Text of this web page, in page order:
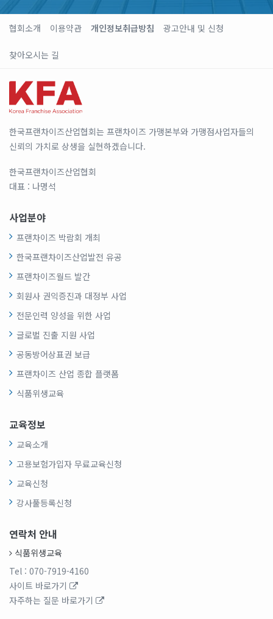
협회소개 이용약관 개인정보취급방침 광고안내 및 신청
찾아오시는 길
한국프랜차이즈산업협회는 프랜차이즈 가맹본부와 가맹점사업자들의
신뢰의 가치로 상생을 실현하겠습니다.
한국프랜차이즈산업협회
대표 : 나명석
사업분야
프랜차이즈 박람회 개최
한국프랜차이즈산업발전 유공
프랜차이즈월드 발간
회원사 권익증진과 대정부 사업
전문인력 양성을 위한 사업
글로벌 진출 지원 사업
공동방어상표권 보급
프랜차이즈 산업 종합 플랫폼
식품위생교육
교육정보
교육소개
고용보험가입자 무료교육신청
교육신청
강사풀등록신청
연락처 안내
식품위생교육
Tel : 070-7919-4160
사이트 바로가기
자주하는 질문 바로가기